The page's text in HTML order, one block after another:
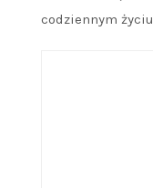
codziennym